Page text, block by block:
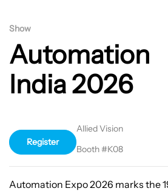
Show
Automation
India 2026
Register
Allied Vision
Booth #K08
Automation Expo 2026 marks the